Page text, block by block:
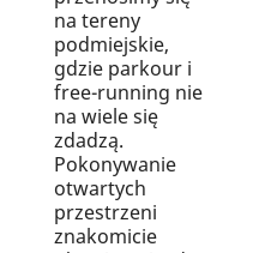
na tereny
podmiejskie,
gdzie parkour i
free-running nie
na wiele się
zdadzą.
Pokonywanie
otwartych
przestrzeni
znakomicie